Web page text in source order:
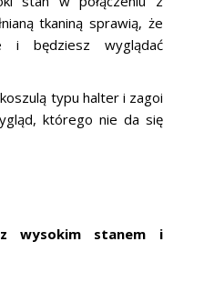
tkaniną sprawią, że
i będziesz wyglądać
typu halter i zagoi
którego nie da się
wysokim stanem i